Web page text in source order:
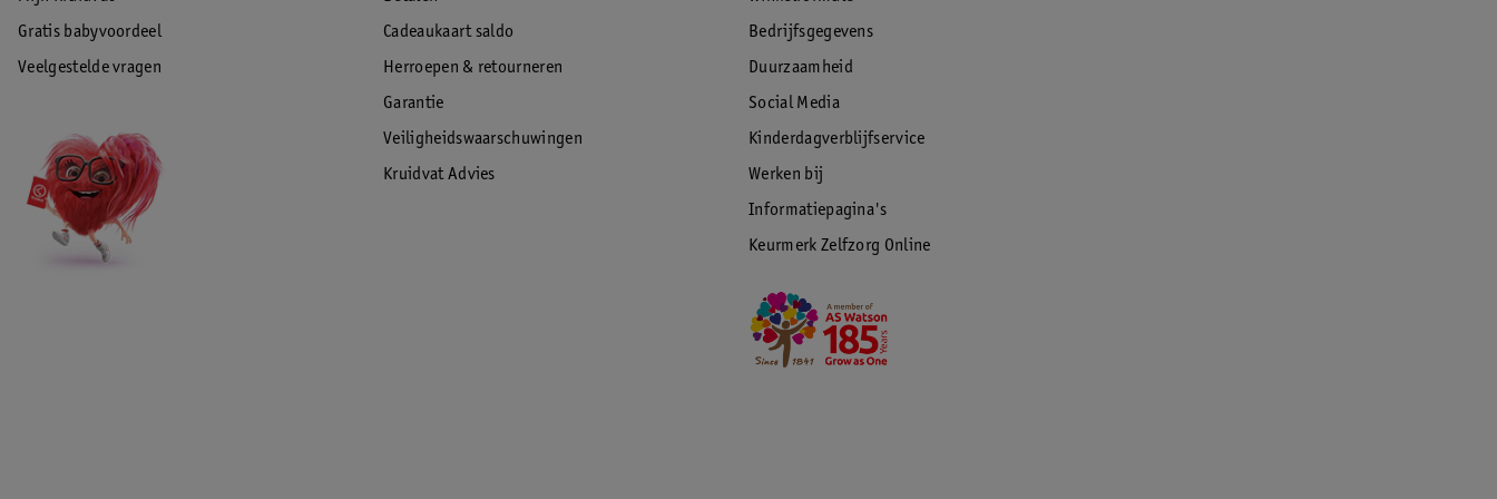
Gratis babyvoordeel
Veelgestelde vragen
Cadeaukaart saldo
Herroepen & retourneren
Garantie
Veiligheidswaarschuwingen
Kruidvat Advies
Bedrijfsgegevens
Duurzaamheid
Social Media
Kinderdagverblijfservice
Werken bij
Informatiepagina's
Keurmerk Zelfzorg Online